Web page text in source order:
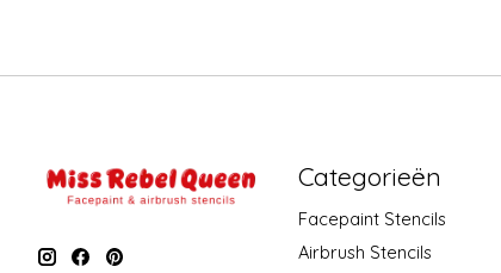
Categorieën
Facepaint Stencils
Airbrush Stencils